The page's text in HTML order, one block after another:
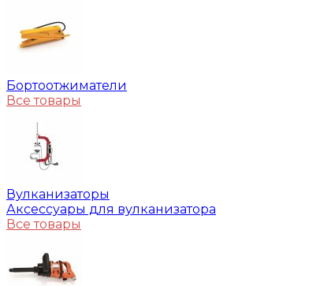
Бортоотжиматели
Все товары
Вулканизаторы
Аксессуары для вулканизатора
Все товары